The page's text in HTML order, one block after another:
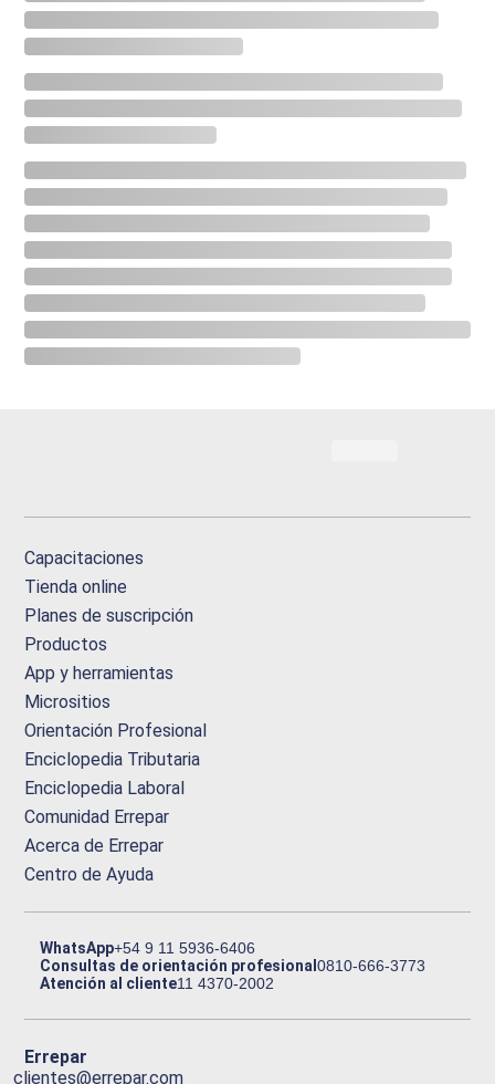
Capacitaciones
Tienda online
Planes de suscripción
Productos
App y herramientas
Micrositios
Orientación Profesional
Enciclopedia Tributaria
Enciclopedia Laboral
Comunidad Errepar
Acerca de Errepar
Centro de Ayuda
WhatsApp+54 9 11 5936-6406
Consultas de orientación profesional0810-666-3773
Atención al cliente11 4370-2002
Errepar
clientes@errepar.com